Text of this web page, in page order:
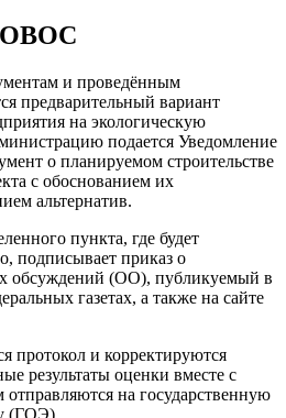
ОВОС
и проведённым
предварительный вариант
на экологическую
подается Уведомление
о планируемом строительстве
с обоснованием их
альтернатив.
пункта, где будет
подписывает приказ о
обсуждений (ОО), публикуемый в
газетах, а также на сайте
протокол и корректируются
результаты оценки вместе с
на государственную
(ГОЭ).